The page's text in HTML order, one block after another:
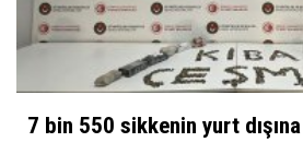
7 bin 550 sikkenin yurt dışına